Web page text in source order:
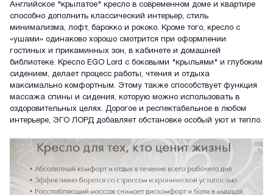
Английское "крылатое" кресло в современном доме и квартире
способно дополнить классический интерьер, стиль
минимализма, лофт, барокко и рококо. Кроме того, кресло с
«ушами» одинаково хорошо смотрится при оформлении
гостиных и прикаминных зон, в кабинете и домашней
библиотеке. Кресло EGO Lord с боковыми "крыльями" и глубоким
сидением, делает процесс работы, чтения и отдыха
максимально комфортным. Этому также способствует функция
массажа спины и сидения, которую можно использовать в
оздоровительных целях. Дорогое и респектабельное в любом
интерьере, ЭГО ЛОРД добавляет обстановке особый уют и тепло.